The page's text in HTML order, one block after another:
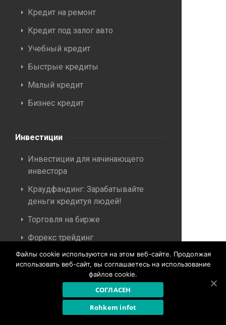
Кредит на ремонт
Кредит под залог авто
Учебный кредит
Быстрые кредиты
Малый кредит
Бизнес кредит
Инвестиции
Инвестиции для начинающего
инвестора
Краудфандинг: Зарабатывайте
деньги кредитуя людей!
Торговля на бирже
Форекс трейдинг
CFD трейдинг
Криптотрейдинг
Вклады под проценты
Управление бюджетом — не
Файлы cookie используются на этом веб-сайте. Продолжая
использовать веб-сайт, вы соглашаетесь на использование
файлов cookie.
СОГЛАСЕН
Rohkem infot